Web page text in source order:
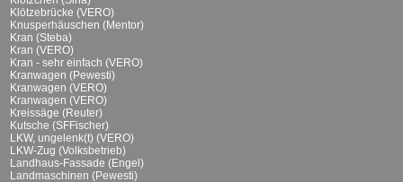
Klötzebrücke (VERO)
Knusperhäuschen (Mentor)
Kran (Steba)
Kran (VERO)
Kran - sehr einfach (VERO)
Kranwagen (Pewesti)
Kranwagen (VERO)
Kranwagen (VERO)
Kreissäge (Reuter)
Kutsche (SFFischer)
LKW, ungelenk(t) (VERO)
LKW-Zug (Volksbetrieb)
Landhaus-Fassade (Engel)
Landmaschinen (Pewesti)